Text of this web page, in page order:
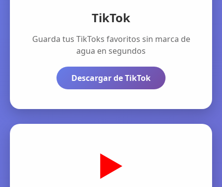
TikTok
Guarda tus TikToks favoritos sin marca de
agua en segundos
Descargar de TikTok
▶️